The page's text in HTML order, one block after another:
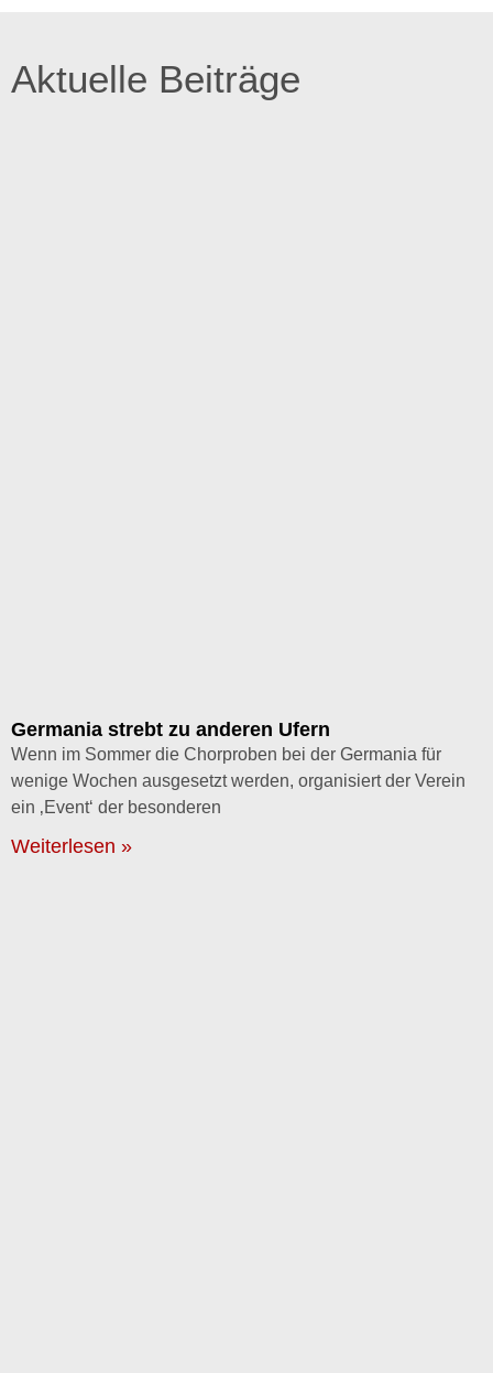
Aktuelle Beiträge
Germania strebt zu anderen Ufern
Wenn im Sommer die Chorproben bei der Germania für
wenige Wochen ausgesetzt werden, organisiert der Verein
ein ‚Event‘ der besonderen
Weiterlesen »